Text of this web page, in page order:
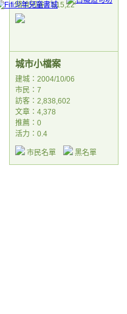
暗流河谷／515,22
城市小檔案
建城：2004/10/06
市民：7
訪客：2,838,602
文章：4,378
推薦： 0
活力：0.4
市民名單 黑名單